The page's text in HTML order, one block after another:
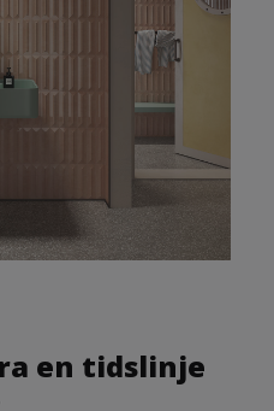
en tidslinje